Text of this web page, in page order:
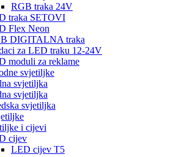
RGB traka 24V
traka SETOVI
Flex Neon
DIGITALNA traka
za LED traku 12-24V
moduli za reklame
svjetiljke
svjetiljka
svjetiljka
svjetiljka
i cijevi
cijev
LED cijev T5